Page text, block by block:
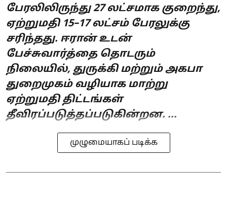
பேரலிலிருந்து 27 லட்சமாக குறைந்து,
ஏற்றுமதி 15–17 லட்சம் பேரலுக்கு
சரிந்தது. ஈரான் உடன்
பேச்சுவார்த்தை தொடரும்
நிலையில், துருக்கி மற்றும் அகபா
துறைமுகம் வழியாக மாற்று
ஏற்றுமதி திட்டங்கள்
தீவிரப்படுத்தப்படுகின்றன. ...
முழுமையாகப் படிக்க